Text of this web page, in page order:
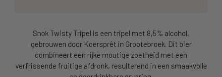
Snok Twisty Tripel is een tripel met 8,5% alcohol,
gebrouwen door Koersprêt in Grootebroek. Dit bier
combineert een rijke moutige zoetheid met een
verfrissende fruitige afdronk, resulterend in een smaakvolle